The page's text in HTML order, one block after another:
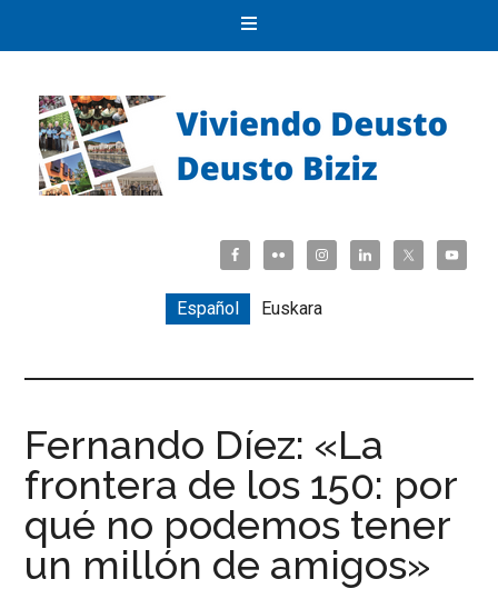
Español Euskara
Fernando Díez: «La
frontera de los 150: por
qué no podemos tener
un millón de amigos»